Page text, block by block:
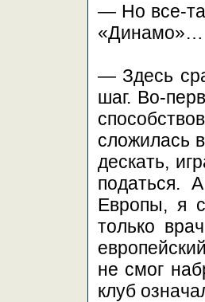
— Но все-
«Динамо»…
— Здесь
шаг. Во-
сложилась
дескать,
податься.
Европы, я
только
не смог
клуб